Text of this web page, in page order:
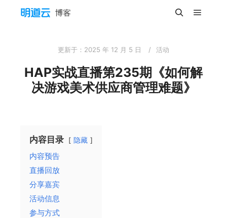
更新于： 2025 年 12 月 5 日 活动
HAP实战直播第235期《如何解
决游戏美术供应商管理难题》
内容目录 隐藏
内容预告
直播回放
分享嘉宾
活动信息
参与方式